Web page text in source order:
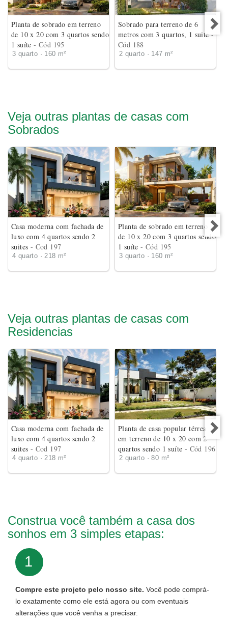
Planta de sobrado em terreno
de 10 x 20 com 3 quartos sendo
1 suíte- Cód 195
3 quarto · 160 m²
Sobrado para terreno de 6
metros com 3 quartos, 1 suite-
Cód 188
2 quarto · 147 m²
Veja outras plantas de casas com
Sobrados
Casa moderna com fachada de
luxo com 4 quartos sendo 2
suites - Cod 197
4 quarto · 218 m²
Planta de sobrado em terreno
de 10 x 20 com 3 quartos sendo
1 suíte- Cód 195
3 quarto · 160 m²
Veja outras plantas de casas com
Residencias
Casa moderna com fachada de
luxo com 4 quartos sendo 2
suites - Cod 197
4 quarto · 218 m²
Planta de casa popular térrea
em terreno de 10 x 20 com 2
quartos sendo 1 suíte - Cód 196
2 quarto · 80 m²
Construa você também a casa dos
sonhos em 3 simples etapas:
1
Compre este projeto pelo nosso site. Você pode comprá-
lo exatamente como ele está agora ou com eventuais
alterações que você venha a precisar.